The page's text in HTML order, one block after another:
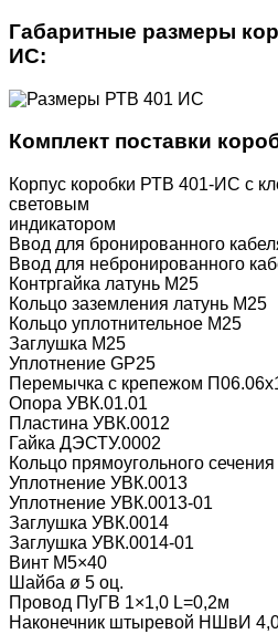
Габаритные размеры
ИС:
Комплект поставки
Корпус коробки РТВ 401-ИС с
световым
индикатором
Ввод для бронированного
Ввод для небронированного
Контргайка латунь М25
Кольцо заземления латунь М25
Кольцо уплотнительное М25
Заглушка М25
Уплотнение GP25
Перемычка с крепежом
Опора УВК.01.01
Пластина УВК.0012
Гайка ДЭСТУ.0002
Кольцо прямоугольного сечения
Уплотнение УВК.0013
Уплотнение УВК.0013-01
Заглушка УВК.0014
Заглушка УВК.0014-01
Винт М5×40
Шайба ø 5 оц.
Провод ПуГВ 1×1,0 L=0,2м
Наконечник штыревой НШвИ